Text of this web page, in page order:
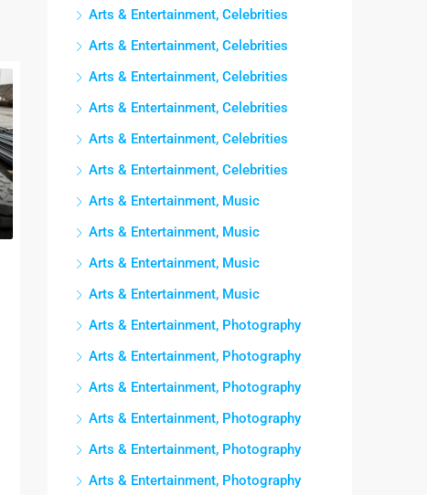
Arts & Entertainment, Celebrities
Arts & Entertainment, Celebrities
Arts & Entertainment, Celebrities
Arts & Entertainment, Celebrities
Arts & Entertainment, Celebrities
Arts & Entertainment, Celebrities
Arts & Entertainment, Music
Arts & Entertainment, Music
Arts & Entertainment, Music
Arts & Entertainment, Music
Arts & Entertainment, Photography
Arts & Entertainment, Photography
Arts & Entertainment, Photography
Arts & Entertainment, Photography
Arts & Entertainment, Photography
Arts & Entertainment, Photography